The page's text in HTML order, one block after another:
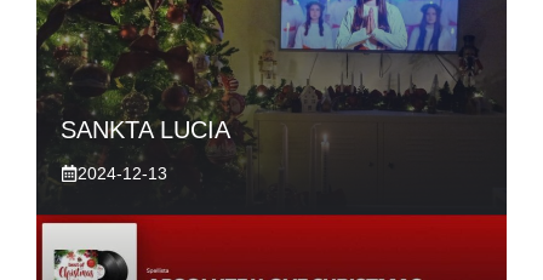
SANKTA LUCIA
2024-12-13